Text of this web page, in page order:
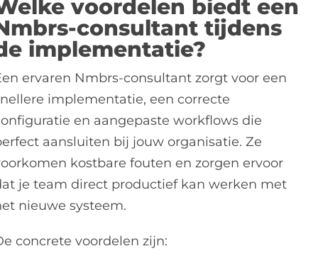
voordelen biedt een
consultant tijdens
implementatie?
ervaren Nmbrs-consultant zorgt voor een
implementatie, een correcte
en aangepaste workflows die
aansluiten bij jouw organisatie. Ze
kostbare fouten en zorgen ervoor
je team direct productief kan werken met
nieuwe systeem.
concrete voordelen zijn: